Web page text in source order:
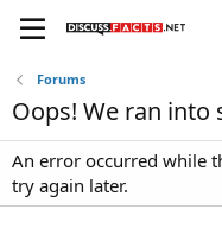
Forums
Oops! We ran into
An error occurred while
try again later.